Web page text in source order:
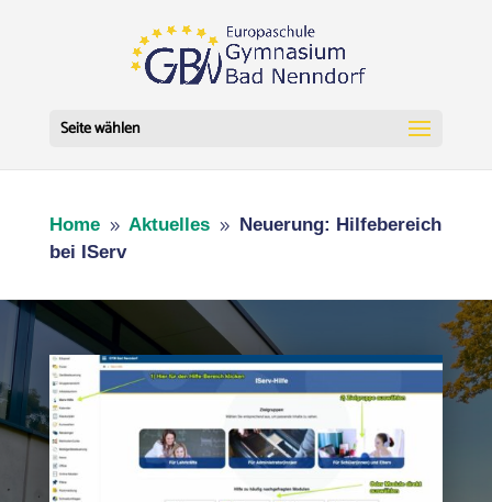
Seite wählen
Home 9 Aktuelles 9 Neuerung: Hilfebereich
bei IServ